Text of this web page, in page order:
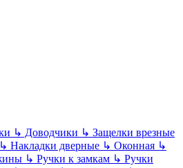
↳ Доводчики ↳ Защелки врезные
↳ Накладки дверные ↳ Оконная ↳
↳ Ручки к замкам ↳ Ручки